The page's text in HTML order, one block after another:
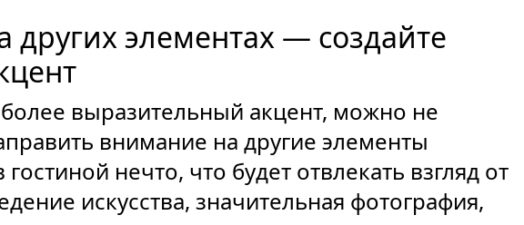
других элементах — создайте
выразительный акцент, можно не
внимание на другие элементы
нечто, что будет отвлекать взгляд от
искусства, значительная фотография,